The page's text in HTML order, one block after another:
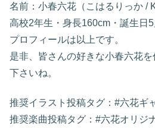
名前：小春六花（こはるりっか /
高校2年生・身長160cm・誕生日5
プロフィールは以上です。
是非、皆さんの好きな小春六花
下さいね。
推奨イラスト投稿タグ：#六花ギ
推奨楽曲投稿タグ：#六花オリジ